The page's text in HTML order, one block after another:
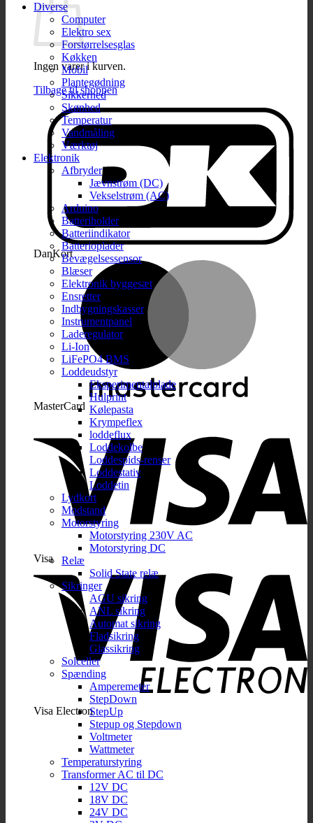
Ingen varer i kurven.
Tilbage til shoppen
DanKort
MasterCard
Visa
Visa Electron
Diverse
Computer
Elektro sex
Forstørrelsesglas
Køkken
Mobil
Plantegødning
Sikkerhed
Skønhed
Temperatur
Vandmåling
Værktøj
Elektronik
Afbryder
Jævnstrøm (DC)
Vekselstrøm (AC)
Arduino
Batteriholder
Batteriindikator
Batterioplader
Bevægelsessensor
Blæser
Elektronik byggesæt
Ensretter
Indbygningskasser
Instrumentpanel
Laderegulator
Li-Ion
LiFePO4 BMS
Loddeudstyr
Eksperimentalplade
Hulprint
Kølepasta
Krympeflex
loddeflux
Loddekolbe
Loddespids-renser
Loddestativ
Loddetin
Lydkort
Modstand
Motorstyring
Motorstyring 230V AC
Motorstyring DC
Relæ
Solid State relæ
Sikringer
AGU sikring
ANL sikring
Automat sikring
Fladsikring
Glassikring
Solceller
Spænding
Amperemeter
StepDown
StepUp
Stepup og Stepdown
Voltmeter
Wattmeter
Temperaturstyring
Transformer AC til DC
12V DC
18V DC
24V DC